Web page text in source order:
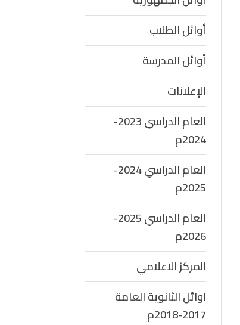
أوائل الطلاب
أوائل المدرسة
الإعلانات
العام الدراسي 2023-
2024م
العام الدراسي 2024-
2025م
العام الدراسي 2025-
2026م
المركز الاعلامي
اوائل الثانوية العامة
2017-2018م